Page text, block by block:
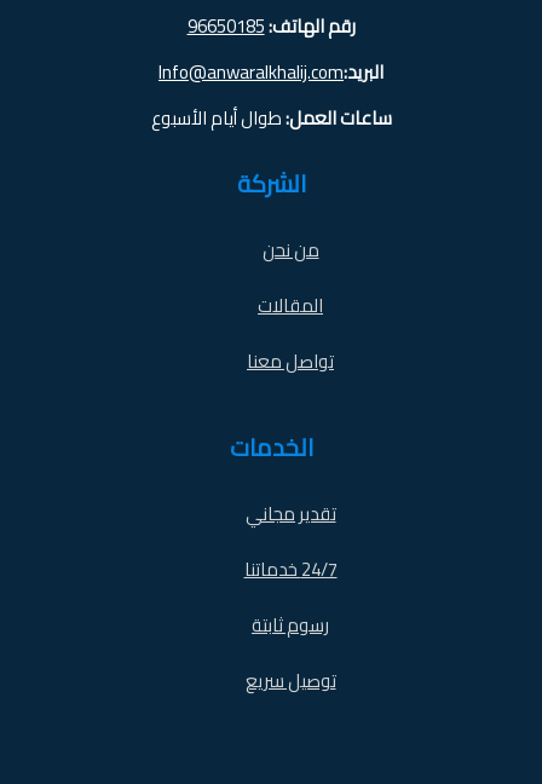
رقم الهاتف:96650185
البريد:Info@anwaralkhalij.com
ساعات العمل:طوال أيام الأسبوع
الشركة
من نحن
المقالات
تواصل معنا
الخدمات
تقدير مجاني
24/7 خدماتنا
رسوم ثابتة
توصيل سريع